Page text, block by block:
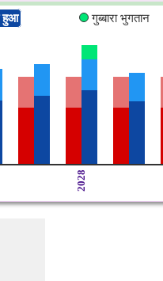
हुआ गुब्बारा भुगतान
2028